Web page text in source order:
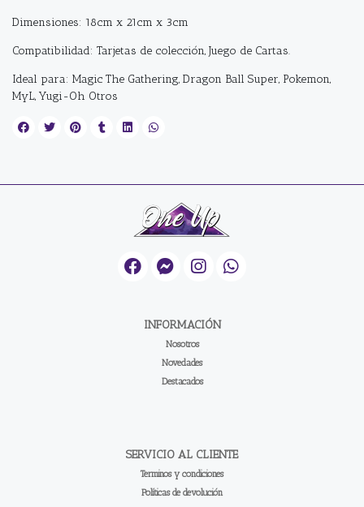
Dimensiones: 18cm x 21cm x 3cm
Compatibilidad: Tarjetas de colección, Juego de Cartas.
Ideal para: Magic The Gathering, Dragon Ball Super, Pokemon,
MyL, Yugi-Oh Otros
INFORMACIÓN
Nosotros
Novedades
Destacados
SERVICIO AL CLIENTE
Terminos y condiciones
Políticas de devolución